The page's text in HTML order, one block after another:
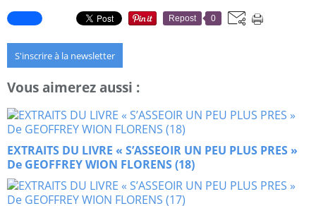
Repost 0
S'inscrire à la newsletter
Vous aimerez aussi :
EXTRAITS DU LIVRE « S’ASSEOIR UN PEU PLUS PRES »
De GEOFFREY WION FLORENS (18)